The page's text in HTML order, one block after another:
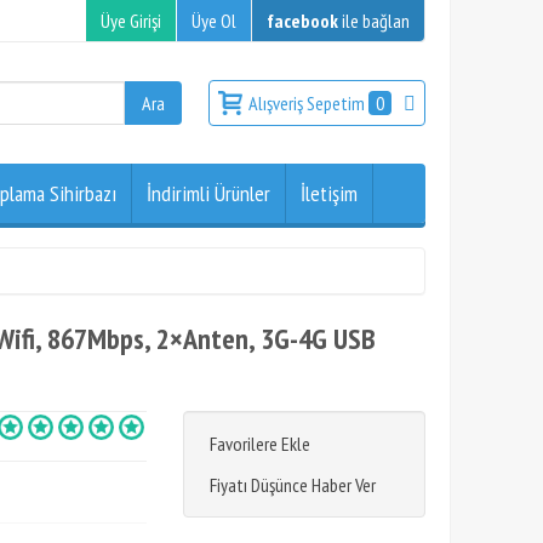
Üye Girişi Üye Ol facebookile bağlan
Alışveriş Sepetim 0
Sihirbazı İndirimli Ürünler İletişim
867Mbps, 2×Anten, 3G-4G USB
Favorilere Ekle
Fiyatı Düşünce Haber Ver